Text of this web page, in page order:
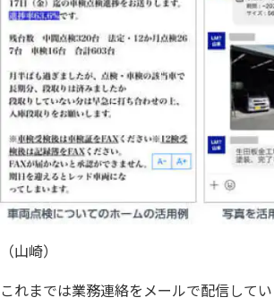
（山崎）
これまでは業務連絡をメールで配信して